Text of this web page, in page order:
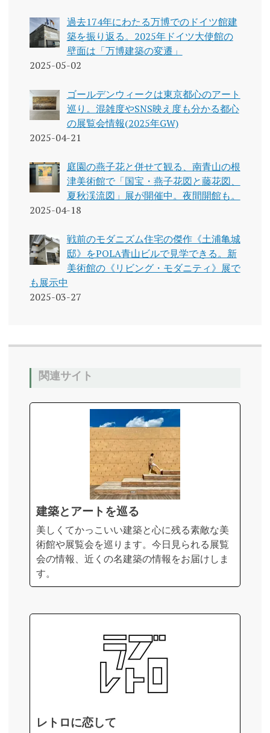
過去174年にわたる万博でのドイツ館建
築を振り返る。2025年ドイツ大使館の
壁面は「万博建築の変遷」
2025-05-02
ゴールデンウィークは東京都心のアート
巡り。混雑度やSNS映え度も分かる都心
の展覧会情報(2025年GW)
2025-04-21
庭園の燕子花と併せて観る、南青山の根
津美術館で「国宝・燕子花図と藤花図、
夏秋渓流図」展が開催中。夜間開館も。
2025-04-18
戦前のモダニズム住宅の傑作《土浦亀城
邸》をPOLA青山ビルで見学できる。新
美術館の《リビング・モダニティ》展で
も展示中
2025-03-27
関連サイト
建築とアートを巡る
美しくてかっこいい建築と心に残る素敵な美
術館や展覧会を巡ります。今日見られる展覧
会の情報、近くの名建築の情報をお届けしま
す。
レトロに恋して